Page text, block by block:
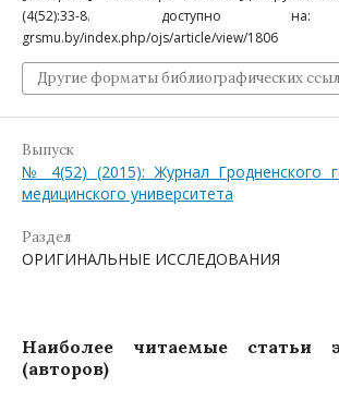
(4(52):33-8. доступно на:
grsmu.by/index.php/ojs/article/view/1806
Другие форматы библиографических
Выпуск
№ 4(52) (2015): Журнал Гродненского
медицинского университета
Раздел
ОРИГИНАЛЬНЫЕ ИССЛЕДОВАНИЯ
Наиболее читаемые статьи
(авторов)